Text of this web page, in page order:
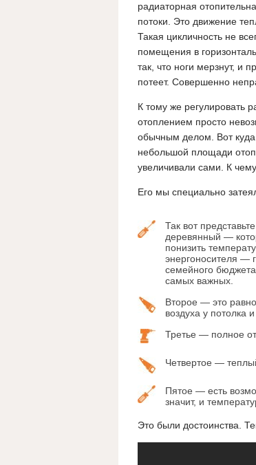
радиаторная
потоки. Это движение
Такая цикличность не
помещения в
так, что ноги мерзнут, и
потеет. Совершенно
К тому же регулировать
отоплением просто
обычным делом. Вот
небольшой площади
увеличивали сами. К
Его мы специально
Так вот
деревянный —
понизить
энергоносителя —
семейного
самых важных.
Второе — это
воздуха у потолка
Третье — полное
Четвертое —
Пятое — есть
значит, и
Это были достоинства.